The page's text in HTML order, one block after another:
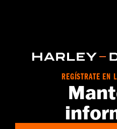
Contenido del embalaje:
REGÍSTRATE EN